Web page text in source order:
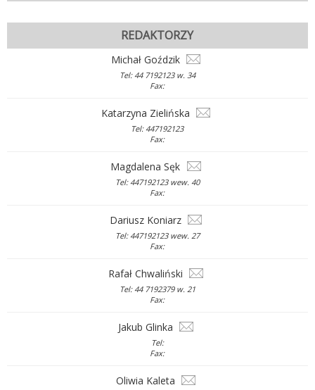
REDAKTORZY
Michał Goździk
Tel: 44 7192123 w. 34
Fax:
Katarzyna Zielińska
Tel: 447192123
Fax:
Magdalena Sęk
Tel: 447192123 wew. 40
Fax:
Dariusz Koniarz
Tel: 447192123 wew. 27
Fax:
Rafał Chwaliński
Tel: 44 7192379 w. 21
Fax:
Jakub Glinka
Tel:
Fax:
Oliwia Kaleta